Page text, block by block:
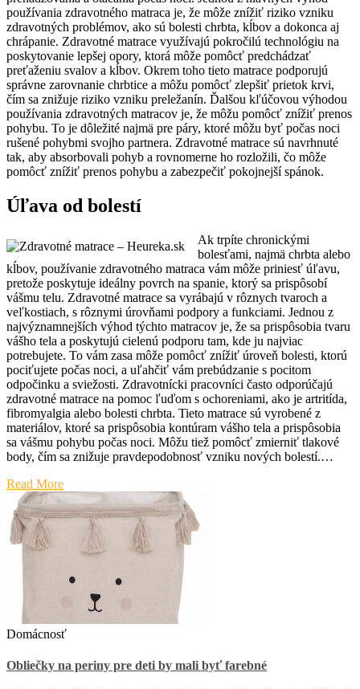
používania zdravotného matraca je, že môže znížiť riziko vzniku
zdravotných problémov, ako sú bolesti chrbta, kĺbov a dokonca aj
chrápanie. Zdravotné matrace využívajú pokročilú technológiu na
poskytovanie lepšej opory, ktorá môže pomôcť predchádzať
preťaženiu svalov a kĺbov. Okrem toho tieto matrace podporujú
správne zarovnanie chrbtice a môžu pomôcť zlepšiť prietok krvi,
čím sa znižuje riziko vzniku preležanín. Ďalšou kľúčovou výhodou
používania zdravotných matracov je, že môžu pomôcť znížiť prenos
pohybu. To je dôležité najmä pre páry, ktoré môžu byť počas noci
rušené pohybmi svojho partnera. Zdravotné matrace sú navrhnuté
tak, aby absorbovali pohyb a rovnomerne ho rozložili, čo môže
pomôcť znížiť prenos pohybu a zabezpečiť pokojnejší spánok.
Úľava od bolestí
Ak trpíte chronickými
bolesťami, najmä chrbta alebo
kĺbov, používanie zdravotného matraca vám môže priniesť úľavu,
pretože poskytuje ideálny povrch na spanie, ktorý sa prispôsobí
vášmu telu. Zdravotné matrace sa vyrábajú v rôznych tvaroch a
veľkostiach, s rôznymi úrovňami podpory a funkciami. Jednou z
najvýznamnejších výhod týchto matracov je, že sa prispôsobia tvaru
vášho tela a poskytujú cielenú podporu tam, kde ju najviac
potrebujete. To vám zasa môže pomôcť znížiť úroveň bolesti, ktorú
pociťujete počas noci, a uľahčiť vám prebúdzanie s pocitom
odpočinku a sviežosti. Zdravotnícki pracovníci často odporúčajú
zdravotné matrace na pomoc ľuďom s ochoreniami, ako je artritída,
fibromyalgia alebo bolesti chrbta. Tieto matrace sú vyrobené z
materiálov, ktoré sa prispôsobia kontúram vášho tela a prispôsobia
sa vášmu pohybu počas noci. Môžu tiež pomôcť zmierniť tlakové
body, čím sa znižuje pravdepodobnosť vzniku nových bolestí.…
Read More
Domácnosť
Obliečky na periny pre deti by mali byť farebné